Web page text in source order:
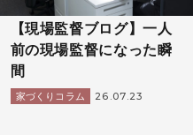
【現場監督ブログ】一人
前の現場監督になった瞬
間
家づくりコラム 26.07.23